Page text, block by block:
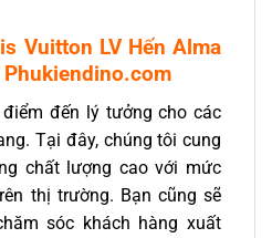
Vuitton LV Hến Alma
Phukiendino.com
đến lý tưởng cho các
Tại đây, chúng tôi cung
chất lượng cao với mức
thị trường. Bạn cũng sẽ
sóc khách hàng xuất